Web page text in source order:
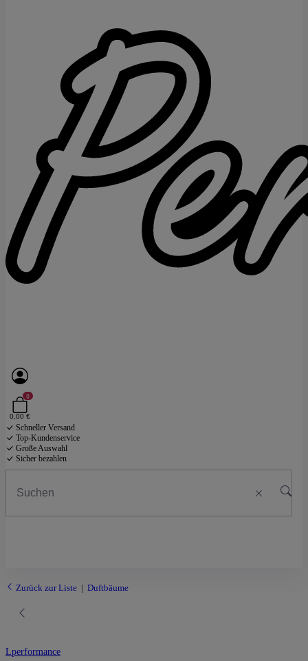
0
0,00 €
Schneller Versand
Top-Kundenservice
Große Auswahl
Sicher bezahlen
Zurück zur Liste Duftbäume
Lperformance